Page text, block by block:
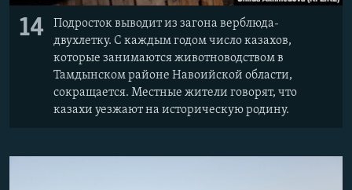
14
Подросток выводит из загона верблюда-
двухлетку. С каждым годом число казахов,
которые занимаются животноводством в
Тамдынском районе Навоийской области,
сокращается. Местные жители говорят, что
казахи уезжают на историческую родину.